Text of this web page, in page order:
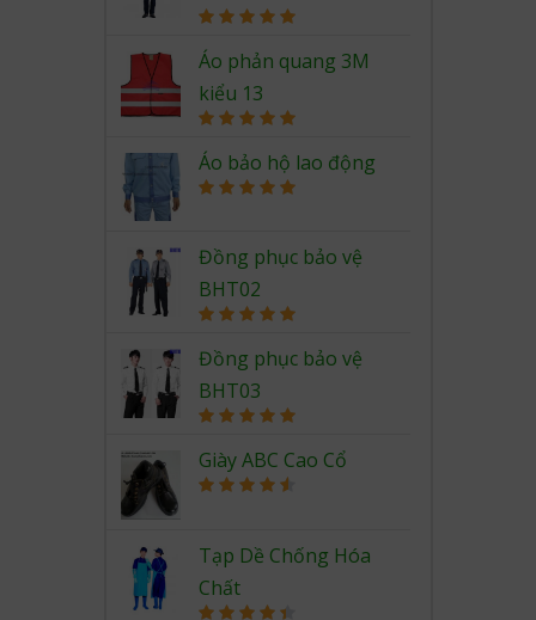
out of 5
Áo phản quang 3M
kiểu 13
out of 5
Áo bảo hộ lao động
Đồng phục bảo vệ
BHT02
out of 5
Đồng phục bảo vệ
BHT03
out of 5
Giày ABC Cao Cổ
Tạp Dề Chống Hóa
Chất